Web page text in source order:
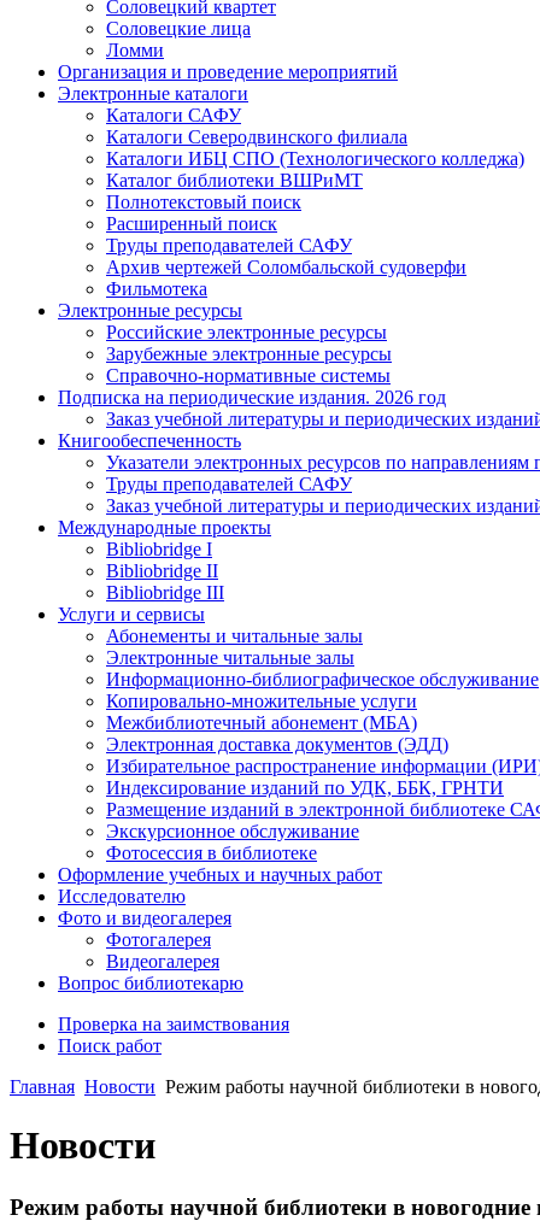
Соловецкий квартет
Соловецкие лица
Ломми
Организация и проведение мероприятий
Электронные каталоги
Каталоги САФУ
Каталоги Северодвинского филиала
Каталоги ИБЦ СПО (Технологического колледжа)
Каталог библиотеки ВШРиМТ
Полнотекстовый поиск
Расширенный поиск
Труды преподавателей САФУ
Архив чертежей Соломбальской судоверфи
Фильмотека
Электронные ресурсы
Российские электронные ресурсы
Зарубежные электронные ресурсы
Справочно-нормативные системы
Подписка на периодические издания. 2026 год
Заказ учебной литературы и периодических
Книгообеспеченность
Указатели электронных ресурсов по направлениям
Труды преподавателей САФУ
Заказ учебной литературы и периодических
Международные проекты
Bibliobridge I
Bibliobridge II
Bibliobridge III
Услуги и сервисы
Абонементы и читальные залы
Электронные читальные залы
Информационно-библиографическое обслуживание
Копировально-множительные услуги
Межбиблиотечный абонемент (МБА)
Электронная доставка документов (ЭДД)
Избирательное распространение информации
Индексирование изданий по УДК, ББК, ГРНТИ
Размещение изданий в электронной библиотеке
Экскурсионное обслуживание
Фотосессия в библиотеке
Оформление учебных и научных работ
Исследователю
Фото и видеогалерея
Фотогалерея
Видеогалерея
Вопрос библиотекарю
Проверка на заимствования
Поиск работ
Главная Новости Режим работы научной библиотеки в
Новости
Режим работы научной библиотеки в новогодние